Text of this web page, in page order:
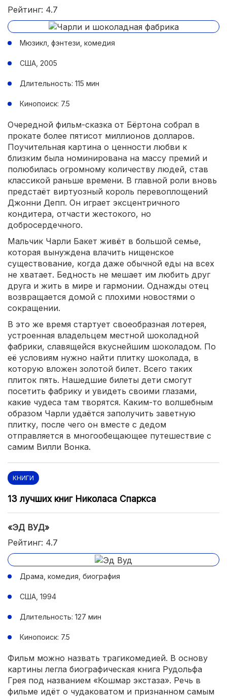
Рейтинг: 4.7
Мюзикл, фэнтези, комедия
США, 2005
Длительность: 115 мин
Кинопоиск: 7.5
Очередной фильм-сказка от Бёртона собрал в
прокате более пятисот миллионов долларов.
Поучительная картина о ценности любви к
близким была номинирована на массу премий и
полюбилась огромному количеству людей, став
классикой раньше времени. В главной роли вновь
предстаёт виртуозный король перевоплощений
Джонни Депп. Он играет эксцентричного
кондитера, отчасти жестокого, но
добросердечного.
Мальчик Чарли Бакет живёт в большой семье,
которая вынуждена влачить нищенское
существование, когда даже обычной еды на всех
не хватает. Бедность не мешает им любить друг
друга и жить в мире и гармонии. Однажды отец
возвращается домой с плохими новостями о
сокращении.
В это же время стартует своеобразная лотерея,
устроенная владельцем местной шоколадной
фабрики, славящейся вкуснейшим шоколадом. По
её условиям нужно найти плитку шоколада, в
которую вложен золотой билет. Всего таких
плиток пять. Нашедшие билеты дети смогут
посетить фабрику и увидеть своими глазами,
какие чудеса там творятся. Каким-то волшебным
образом Чарли удаётся заполучить заветную
плитку, после чего он вместе с дедом
отправляется в многообещающее путешествие с
самим Вилли Вонка.
КНИГИ
13 лучших книг Николаса Спаркса
«ЭД ВУД»
Рейтинг: 4.7
Драма, комедия, биография
США, 1994
Длительность: 127 мин
Кинопоиск: 7.5
Фильм можно назвать трагикомедией. В основу
картины легла биографическая книга Рудольфа
Грея под названием «Кошмар экстаза». Речь в
фильме идёт о чудаковатом и признанном самым